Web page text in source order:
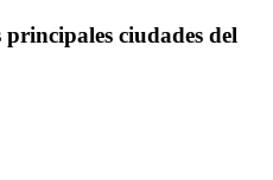
ciudades del